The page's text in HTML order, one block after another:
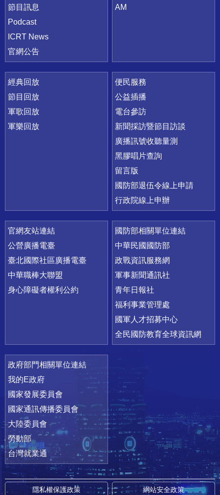
節目訊息
Podcast
ICRT News
官網公告
AM
經典回放
節目回放
軍歌回放
軍樂回放
便民服務
公益插播
電台參訪
新聞採訪暨節目訪談
廣播訊號收聽量測
黑膠唱片查詢
留言版
國防部退伍令線上申請
行政院線上申辦
官網友站連結
公營廣播電臺
臺北國際社區廣播電臺
中華職棒大聯盟
身心障礙者權利公約
國防部相關單位連結
中華民國國防部
政戰資訊服務網
軍事新聞通訊社
青年日報社
福利事業管理處
國軍人才招募中心
全民國防教育全球資訊網
政府部門相關單位連結
我的E政府
國家發展委員會
國家通訊傳播委員會
大陸委員會
勞動部
台灣就業通
隱私權保護政策 網站安全政策